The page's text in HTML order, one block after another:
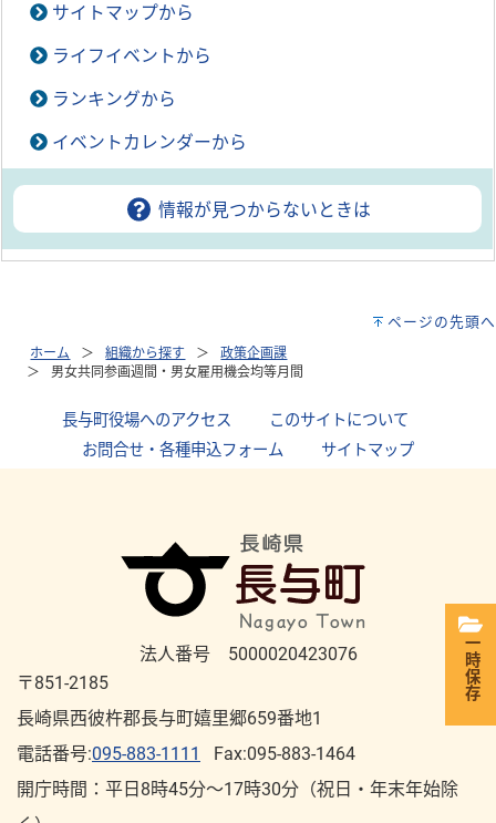
サイトマップから
ライフイベントから
ランキングから
イベントカレンダーから
情報が見つからないときは
ページの先頭へ
ホーム 組織から探す
政策企画課
男女共同参画週間・男女雇用機会均等月間
長与町役場へのアクセス このサイトについて
お問合せ・各種申込フォーム
サイトマップ
法人番号 5000020423076
〒851-2185
長崎県西彼杵郡長与町嬉里郷659番地1
電話番号:095-883-1111
Fax:095-883-1464
開庁時間：平⽇8時45分～17時30分（祝⽇・年末年始除
一時保存